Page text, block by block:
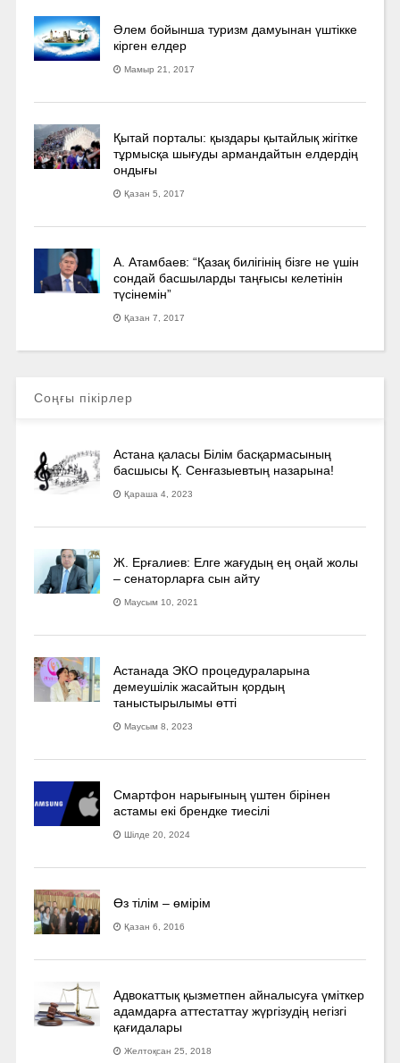
Әлем бойынша туризм дамуынан үштікке
кірген елдер
Мамыр 21, 2017
Қытай порталы: қыздары қытайлық жігітке
тұрмысқа шығуды армандайтын елдердің
ондығы
Қазан 5, 2017
А. Атамбаев: “Қазақ билігінің бізге не үшін
сондай басшыларды таңғысы келетінін
түсінемін”
Қазан 7, 2017
Соңғы пікірлер
Астана қаласы Білім басқармасының
басшысы Қ. Сенғазыевтың назарына!
Қараша 4, 2023
Ж. Ерғалиев: Елге жағудың ең оңай жолы
– сенаторларға сын айту
Маусым 10, 2021
Астанада ЭКО процедураларына
демеушілік жасайтын қордың
таныстырылымы өтті
Маусым 8, 2023
Смартфон нарығының үштен бірінен
астамы екі брендке тиесілі
Шілде 20, 2024
Өз тілім – өмірім
Қазан 6, 2016
Адвокаттық қызметпен айналысуға үмiткер
адамдарға аттестаттау жүргізудің негізгі
қағидалары
Желтоқсан 25, 2018